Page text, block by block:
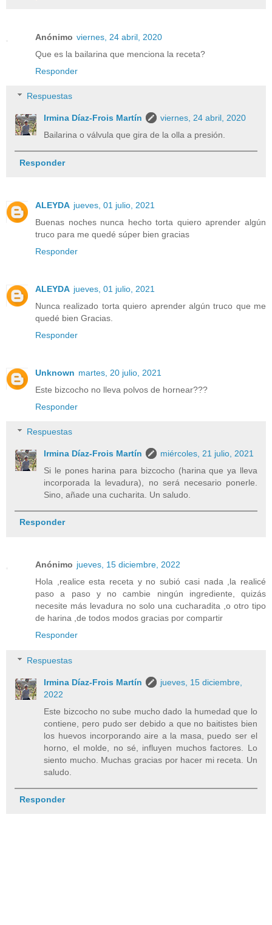
Anónimo viernes, 24 abril, 2020
Que es la bailarina que menciona la receta?
Responder
Respuestas
Irmina Díaz-Frois Martín
viernes, 24 abril, 2020
Bailarina o válvula que gira de la olla a presión.
Responder
ALEYDA jueves, 01 julio, 2021
Buenas noches nunca hecho torta quiero aprender algún
truco para me quedé súper bien gracias
Responder
ALEYDA jueves, 01 julio, 2021
Nunca realizado torta quiero aprender algún truco que me
quedé bien Gracias.
Responder
Unknown martes, 20 julio, 2021
Este bizcocho no lleva polvos de hornear???
Responder
Respuestas
Irmina Díaz-Frois Martín
miércoles, 21 julio, 2021
Si le pones harina para bizcocho (harina que ya lleva
incorporada la levadura), no será necesario ponerle.
Sino, añade una cucharita. Un saludo.
Responder
Anónimo jueves, 15 diciembre, 2022
Hola ,realice esta receta y no subió casi nada ,la realicé
paso a paso y no cambie ningún ingrediente, quizás
necesite más levadura no solo una cucharadita ,o otro tipo
de harina ,de todos modos gracias por compartir
Responder
Respuestas
Irmina Díaz-Frois Martín
jueves, 15 diciembre,
2022
Este bizcocho no sube mucho dado la humedad que lo
contiene, pero pudo ser debido a que no baitistes bien
los huevos incorporando aire a la masa, puedo ser el
horno, el molde, no sé, influyen muchos factores. Lo
siento mucho. Muchas gracias por hacer mi receta. Un
saludo.
Responder